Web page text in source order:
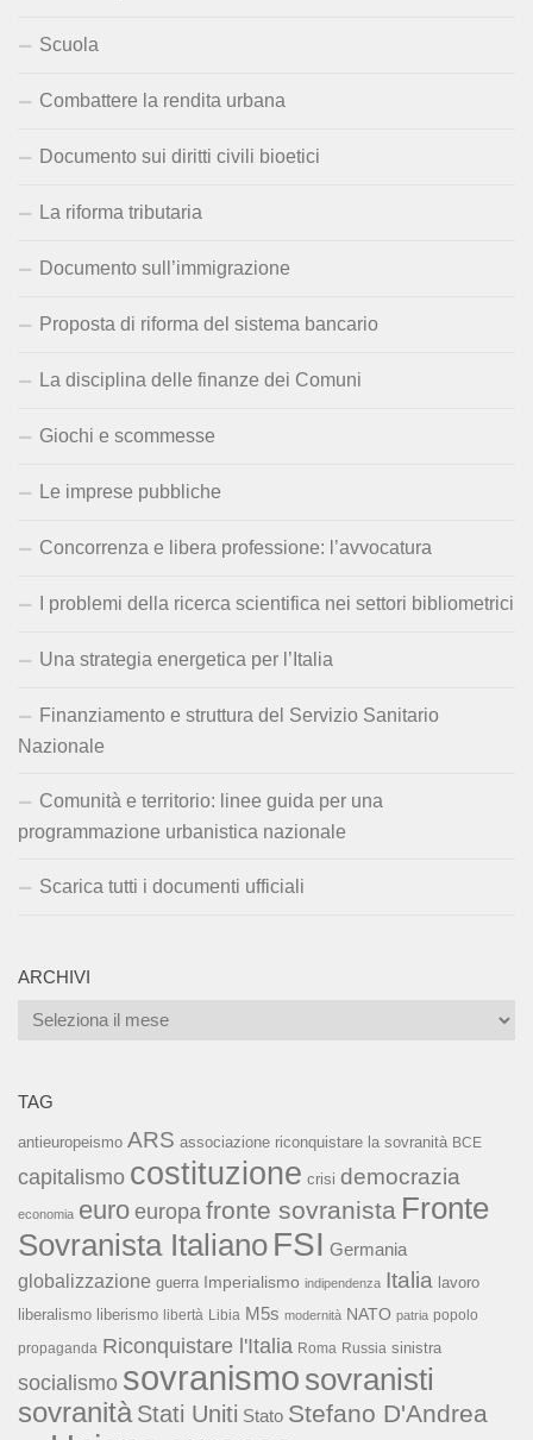
Scuola
Combattere la rendita urbana
Documento sui diritti civili bioetici
La riforma tributaria
Documento sull’immigrazione
Proposta di riforma del sistema bancario
La disciplina delle finanze dei Comuni
Giochi e scommesse
Le imprese pubbliche
Concorrenza e libera professione: l’avvocatura
I problemi della ricerca scientifica nei settori bibliometrici
Una strategia energetica per l’Italia
Finanziamento e struttura del Servizio Sanitario
Nazionale
Comunità e territorio: linee guida per una
programmazione urbanistica nazionale
Scarica tutti i documenti ufficiali
ARCHIVI
Archivi
TAG
antieuropeismo ARS associazione riconquistare la sovranità BCE
capitalismo costituzione crisi democrazia
economia euro europa fronte sovranista Fronte
Sovranista Italiano FSI Germania
globalizzazione guerra Imperialismo indipendenza Italia lavoro
liberalismo liberismo libertà Libia M5s modernità NATO patria popolo
propaganda Riconquistare l'Italia Roma Russia sinistra
socialismo sovranismo sovranisti
sovranità Stati Uniti Stato Stefano D'Andrea